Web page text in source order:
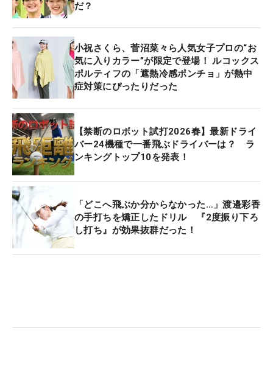
だ？
小祝さくら、菅沼菜々ら人気女子プロの“お
気に入りカラー”が限定で登場！ ルコックス
ポルティフの「遮熱冷感ポンチョ」が熱中
症対策にぴったりだった
【禁断のロボット試打2026春】最新ドライ
バー24機種で一番飛ぶドライバーは？ ラ
ンキングトップ10を発表！
「どこへ飛ぶか分からなかった…」渡邉彩香
の手打ちを矯正したドリル 『2度振り下ろ
し打ち』が効果抜群だった！